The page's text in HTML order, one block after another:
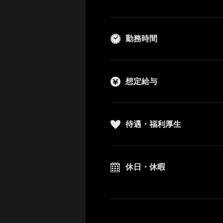
勤務時間
想定給与
待遇・福利厚生
休日・休暇